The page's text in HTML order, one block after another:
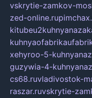
vskrytie-zamkov-
zed-online.ru
xehyroo-5-
guzywia-4-
cs68.ruvladivostok-
raszar.ruvskrytie-